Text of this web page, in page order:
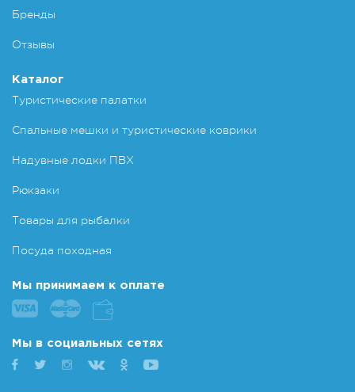
Бренды
Отзывы
Каталог
Туристические палатки
Спальные мешки и туристические коврики
Надувные лодки ПВХ
Рюкзаки
Товары для рыбалки
Посуда походная
Мы принимаем к оплате
Мы в социальных сетях